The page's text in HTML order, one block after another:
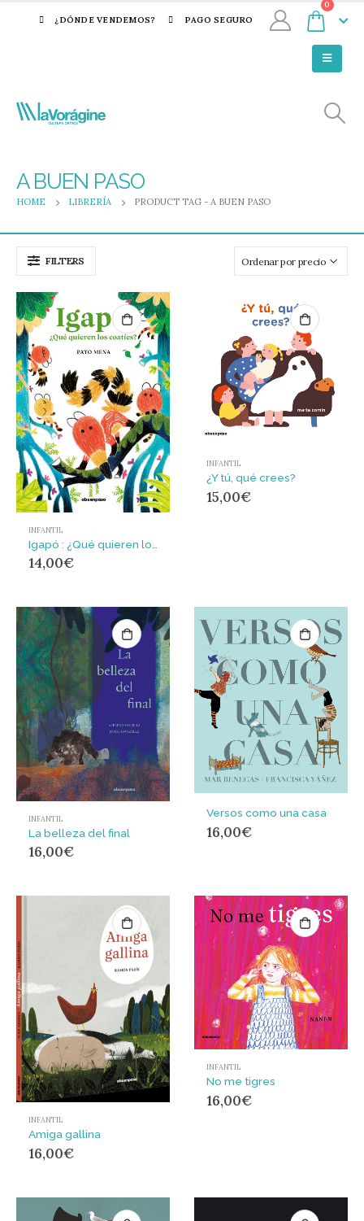
¿DÓNDE VENDEMOS? PAGO SEGURO
0
A BUEN PASO
HOME LIBRERÍA PRODUCT TAG - A BUEN PASO
FILTERS
INFANTIL
14,00€
INFANTIL
¿Y tú, qué crees?
15,00€
INFANTIL
La belleza del final
16,00€
Versos como una casa
16,00€
INFANTIL
Amiga gallina
16,00€
INFANTIL
No me tigres
16,00€